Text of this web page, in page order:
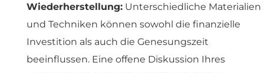
Wiederherstellung: Unterschiedliche Materialien
und Techniken können sowohl die finanzielle
Investition als auch die Genesungszeit
beeinflussen. Eine offene Diskussion Ihres